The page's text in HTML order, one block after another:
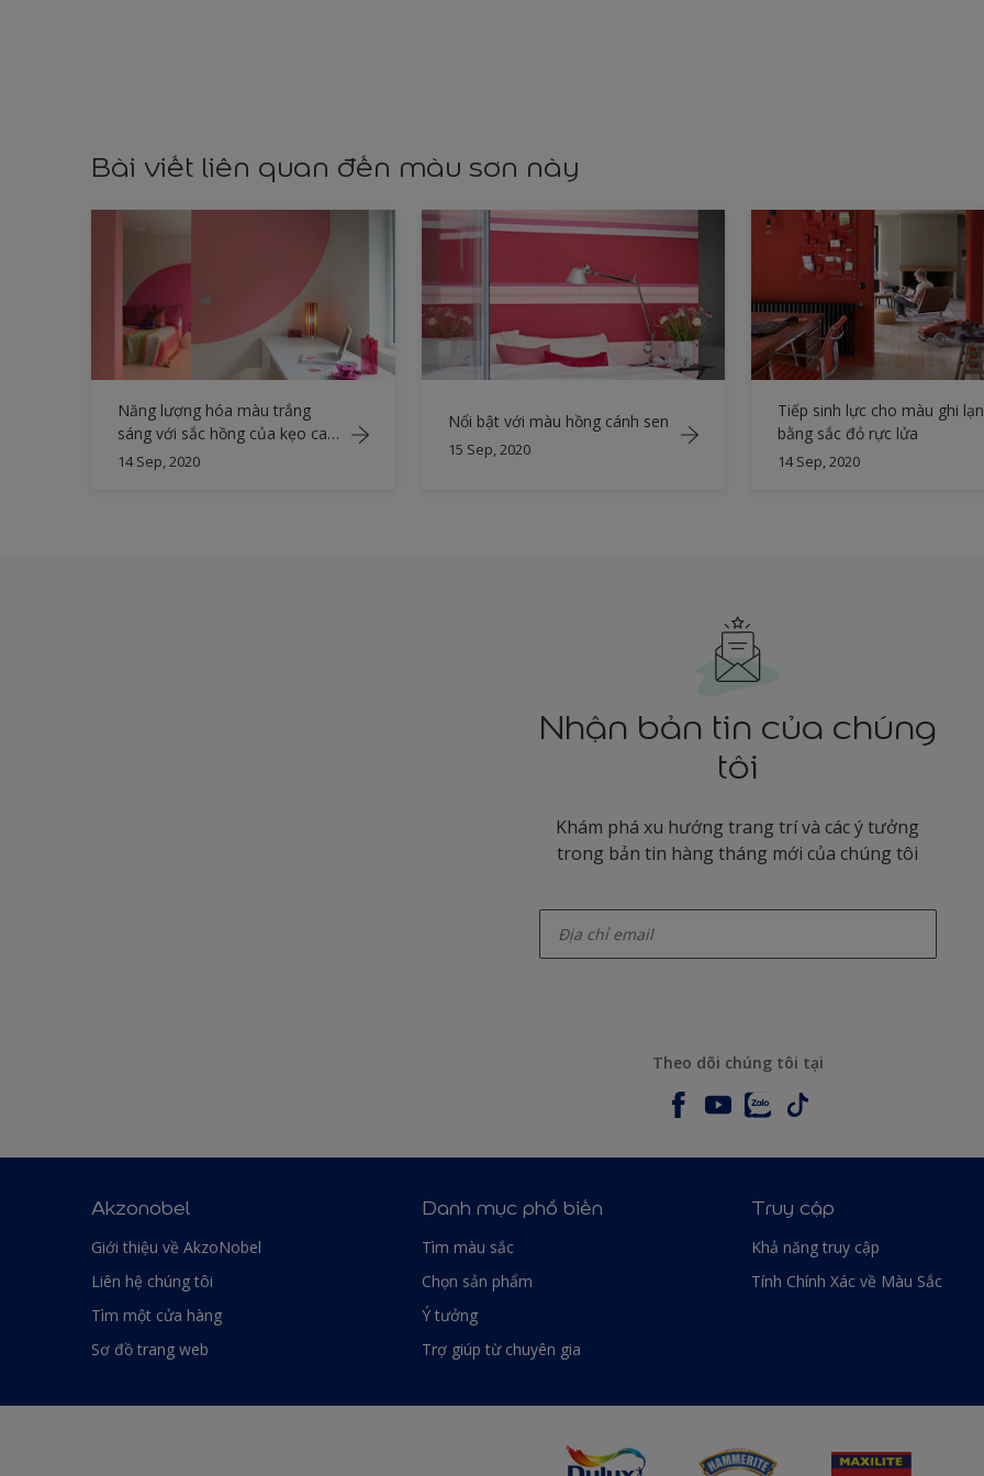
Bài viết liên quan đến màu sơn này
Năng lượng hóa màu trắng
sáng với sắc hồng của kẹo cao
su
14 Sep, 2020
Nổi bật với màu hồng cánh sen
15 Sep, 2020
Tiếp sinh lực cho màu ghi
bằng sắc đỏ rực lửa
14 Sep, 2020
Nhận bản tin của chúng
tôi
Khám phá xu hướng trang trí và các ý tưởng
trong bản tin hàng tháng mới của chúng tôi
Theo dõi chúng tôi tại
Akzonobel
Giới thiệu về AkzoNobel
Liên hệ chúng tôi
Tìm một cửa hàng
Sơ đồ trang web
Danh mục phổ biến
Tìm màu sắc
Chọn sản phẩm
Ý tưởng
Trợ giúp từ chuyên gia
Truy cập
Khả năng truy cập
Tính Chính Xác về Màu Sắc